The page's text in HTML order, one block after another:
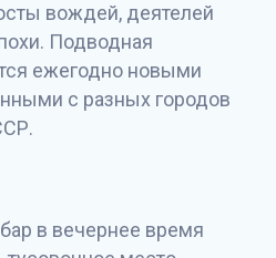
вождей, деятелей
Подводная
ежегодно новыми
с разных городов
в вечернее время